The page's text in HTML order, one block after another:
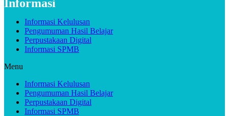
Informasi
Informasi Kelulusan
Pengumuman Hasil Belajar
Perpustakaan Digital
Informasi SPMB
Menu
Informasi Kelulusan
Pengumuman Hasil Belajar
Perpustakaan Digital
Informasi SPMB